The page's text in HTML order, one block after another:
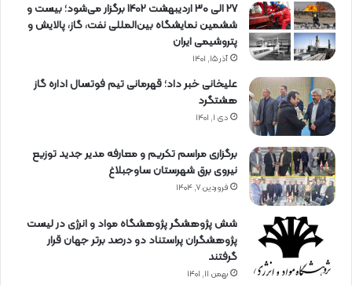
27 الی 30 اردیبهشت 1402 برگزار می‌شود؛ بیست و
ششمین نمایشگاه بین‌المللی نفت، گاز، پالایش و
پتروشیمی ایران
آذر ۱۵, ۱۴۰۱
علیخانی خبر داد؛ قهرمانی تیم فوتسال اداره گاز
هشتگرد
دی ۱, ۱۴۰۱
برگزاری مراسم تكریم و معارفه مدیر جدید توزیع
نیروی برق شهرستان ساوجبلاغ
فروردین ۷, ۱۴۰۴
شش پژوهشگر پژوهشگاه مواد و انرژی در لیست
پژوهشگران پراستناد دو درصد برتر جهان قرار
گرفتند
بهمن ۱۱, ۱۴۰۱